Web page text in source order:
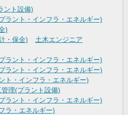
ント設備)
ラント・インフラ・エネルギー)
)
・保全)
土木エンジニア
ラント・インフラ・エネルギー)
ラント・インフラ・エネルギー)
ト・インフラ・エネルギー)
管理(プラント設備)
ラント・インフラ・エネルギー)
ラ・エネルギー)